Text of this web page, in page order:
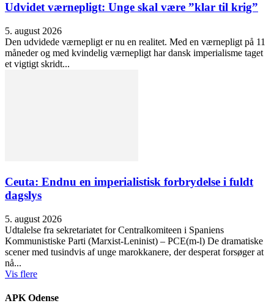
Udvidet værnepligt: Unge skal være ”klar til krig”
5. august 2026
Den udvidede værnepligt er nu en realitet. Med en værnepligt på 11
måneder og med kvindelig værnepligt har dansk imperialisme taget
et vigtigt skridt...
Ceuta: Endnu en imperialistisk forbrydelse i fuldt
dagslys
5. august 2026
Udtalelse fra sekretariatet for Centralkomiteen i Spaniens
Kommunistiske Parti (Marxist-Leninist) – PCE(m-l) De dramatiske
scener med tusindvis af unge marokkanere, der desperat forsøger at
nå...
Vis flere
APK Odense